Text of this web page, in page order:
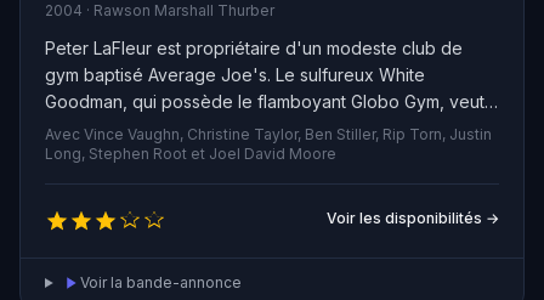
2004 · Rawson Marshall Thurber
Peter LaFleur est propriétaire d'un modeste club de
gym baptisé Average Joe's. Le sulfureux White
Goodman, qui possède le flamboyant Globo Gym, veut
absolument mettre la main sur l’Average Joe's. Une
banque mandate l'experte en finances Kate Veatch
pour infiltrer les rouages de l'Average Joe's afin de
faciliter l'opération. Peter réussit pourtant à charmer
Kate qui se rallie à sa cause. Ils décident de disputer
une compétition de dodgeball contre les gros bras du
Globo Gym pour sauver l’Average Joe's.
Avec Vince Vaughn, Christine Taylor, Ben Stiller, Rip Torn, Justin
Long, Stephen Root et Joel David Moore
Voir les disponibilités →
Voir la bande-annonce